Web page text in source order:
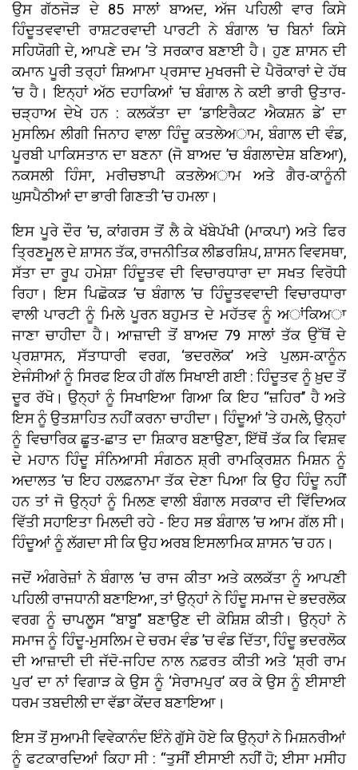
ਉਸ ਗੱਠਜੋੜ ਦੇ 85 ਸਾਲਾਂ ਬਾਅਦ, ਅੱਜ ਪਹਿਲੀ ਵਾਰ ਕਿਸੇ
ਹਿੰਦੂਤਵਵਾਦੀ ਰਾਸ਼ਟਰਵਾਦੀ ਪਾਰਟੀ ਨੇ ਬੰਗਾਲ ’ਚ ਬਿਨਾਂ ਕਿਸੇ
ਸਹਿਯੋਗੀ ਦੇ, ਆਪਣੇ ਦਮ ’ਤੇ ਸਰਕਾਰ ਬਣਾਈ ਹੈ। ਹੁਣ ਸ਼ਾਸਨ ਦੀ
ਕਮਾਨ ਪੂਰੀ ਤਰ੍ਹਾਂ ਸ਼ਿਆਮਾ ਪ੍ਰਸਾਦ ਮੁਖਰਜੀ ਦੇ ਪੈਰੋਕਾਰਾਂ ਦੇ ਹੱਥ
’ਚ ਹੈ। ਇਨ੍ਹਾਂ ਅੱਠ ਦਹਾਕਿਆਂ ’ਚ ਬੰਗਾਲ ਨੇ ਕਈ ਭਾਰੀ ਉਤਾਰ-
ਚੜ੍ਹਾਅ ਦੇਖੇ ਹਨ : ਕਲਕੱਤਾ ਦਾ ‘ਡਾਇਰੈਕਟ ਐਕਸ਼ਨ ਡੇ’ ਦਾ
ਮੁਸਲਿਮ ਲੀਗੀ ਜਿਨਾਹ ਵਾਲਾ ਹਿੰਦੂ ਕਤਲੇਅਾਮ, ਬੰਗਾਲ ਦੀ ਵੰਡ,
ਪੂਰਬੀ ਪਾਕਿਸਤਾਨ ਦਾ ਬਣਨਾ (ਜੋ ਬਾਅਦ ’ਚ ਬੰਗਲਾਦੇਸ਼ ਬਣਿਆ),
ਨਕਸਲੀ ਹਿੰਸਾ, ਮਰੀਚਝਾਪੀ ਕਤਲੇਅਾਮ ਅਤੇ ਗੈਰ-ਕਾਨੂੰਨੀ
ਘੁਸਪੈਠੀਆਂ ਦਾ ਭਾਰੀ ਗਿਣਤੀ ’ਚ ਹਮਲਾ।
ਇਸ ਪੂਰੇ ਦੌਰ ’ਚ, ਕਾਂਗਰਸ ਤੋਂ ਲੈ ਕੇ ਖੱਬੇਪੱਖੀ (ਮਾਕਪਾ) ਅਤੇ ਫਿਰ
ਤ੍ਰਿਣਮੂਲ ਦੇ ਸ਼ਾਸਨ ਤੱਕ, ਰਾਜਨੀਤਿਕ ਲੀਡਰਸ਼ਿਪ, ਸ਼ਾਸਨ ਵਿਵਸਥਾ,
ਸੱਤਾ ਦਾ ਰੂਪ ਹਮੇਸ਼ਾ ਹਿੰਦੂਤਵ ਦੀ ਵਿਚਾਰਧਾਰਾ ਦਾ ਸਖਤ ਵਿਰੋਧੀ
ਰਿਹਾ। ਇਸ ਪਿਛੋਕੜ ’ਚ ਬੰਗਾਲ ’ਚ ਹਿੰਦੂਤਵਵਾਦੀ ਵਿਚਾਰਧਾਰਾ
ਵਾਲੀ ਪਾਰਟੀ ਨੂੰ ਮਿਲੇ ਪੂਰਨ ਬਹੁਮਤ ਦੇ ਮਹੱਤਵ ਨੂੰ ਅਾਂਕਿਅਾ
ਜਾਣਾ ਚਾਹੀਦਾ ਹੈ। ਆਜ਼ਾਦੀ ਤੋਂ ਬਾਅਦ 79 ਸਾਲਾਂ ਤੱਕ ਉੱਥੋਂ ਦੇ
ਪ੍ਰਸ਼ਾਸਨ, ਸੱਤਾਧਾਰੀ ਵਰਗ, ‘ਭਦਰਲੋਕ’ ਅਤੇ ਪੁਲਸ-ਕਾਨੂੰਨ
ਏਜੰਸੀਆਂ ਨੂੰ ਸਿਰਫ ਇਕ ਹੀ ਗੱਲ ਸਿਖਾਈ ਗਈ : ਹਿੰਦੂਤਵ ਨੂੰ ਖ਼ੁਦ ਤੋਂ
ਦੂਰ ਰੱਖੋ। ਉਨ੍ਹਾਂ ਨੂੰ ਸਿਖਾਇਆ ਗਿਆ ਕਿ ਇਹ ‘‘ਜ਼ਹਿਰ’’ ਹੈ ਅਤੇ
ਇਸ ਨੂੰ ਉਤਸ਼ਾਹਿਤ ਨਹੀਂ ਕਰਨਾ ਚਾਹੀਦਾ। ਹਿੰਦੂਆਂ ’ਤੇ ਹਮਲੇ, ਉਨ੍ਹਾਂ
ਨੂੰ ਵਿਚਾਰਿਕ ਛੂਤ-ਛਾਤ ਦਾ ਸ਼ਿਕਾਰ ਬਣਾਉਣਾ, ਇੱਥੋਂ ਤੱਕ ਕਿ ਵਿਸ਼ਵ
ਦੇ ਮਹਾਨ ਹਿੰਦੂ ਸੰਨਿਆਸੀ ਸੰਗਠਨ ਸ਼੍ਰੀ ਰਾਮਕ੍ਰਿਸ਼ਨ ਮਿਸ਼ਨ ਨੂੰ
ਅਦਾਲਤ ’ਚ ਇਹ ਹਲਫ਼ਨਾਮਾ ਤੱਕ ਦੇਣਾ ਪਿਆ ਕਿ ਉਹ ਹਿੰਦੂ ਨਹੀਂ
ਹਨ ਤਾਂ ਜੋ ਉਨ੍ਹਾਂ ਨੂੰ ਮਿਲਣ ਵਾਲੀ ਬੰਗਾਲ ਸਰਕਾਰ ਦੀ ਵਿੱਦਿਅਕ
ਵਿੱਤੀ ਸਹਾਇਤਾ ਮਿਲਦੀ ਰਹੇ - ਇਹ ਸਭ ਬੰਗਾਲ ’ਚ ਆਮ ਗੱਲ ਸੀ।
ਹਿੰਦੂਆਂ ਨੂੰ ਲੱਗਦਾ ਸੀ ਕਿ ਉਹ ਅਰਬ ਇਸਲਾਮਿਕ ਸ਼ਾਸਨ ’ਚ ਹਨ।
ਜਦੋਂ ਅੰਗਰੇਜ਼ਾਂ ਨੇ ਬੰਗਾਲ ’ਚ ਰਾਜ ਕੀਤਾ ਅਤੇ ਕਲਕੱਤਾ ਨੂੰ ਆਪਣੀ
ਪਹਿਲੀ ਰਾਜਧਾਨੀ ਬਣਾਇਆ, ਤਾਂ ਉਨ੍ਹਾਂ ਨੇ ਹਿੰਦੂ ਸਮਾਜ ਦੇ ਭਦਰਲੋਕ
ਵਰਗ ਨੂੰ ਚਾਪਲੂਸ ‘‘ਬਾਬੂ’’ ਬਣਾਉਣ ਦੀ ਕੋਸ਼ਿਸ਼ ਕੀਤੀ। ਉਨ੍ਹਾਂ ਨੇ
ਸਮਾਜ ਨੂੰ ਹਿੰਦੂ-ਮੁਸਲਿਮ ਦੇ ਚਰਮ ਵੰਡ ’ਚ ਵੰਡ ਦਿੱਤਾ, ਹਿੰਦੂ ਭਦਰਲੋਕ
ਦੀ ਆਜ਼ਾਦੀ ਦੀ ਜੱਦੋ-ਜਹਿਦ ਨਾਲ ਨਫ਼ਰਤ ਕੀਤੀ ਅਤੇ ‘ਸ਼੍ਰੀ ਰਾਮ
ਪੁਰ’ ਦਾ ਨਾਂ ਵਿਗਾੜ ਕੇ ਉਸ ਨੂੰ ‘ਸੇਰਾਮਪੁਰ’ ਕਰ ਕੇ ਉਸ ਨੂੰ ਈਸਾਈ
ਧਰਮ ਤਬਦੀਲੀ ਦਾ ਵੱਡਾ ਕੇਂਦਰ ਬਣਾਇਆ।
ਇਸ ਤੋਂ ਸੁਆਮੀ ਵਿਵੇਕਾਨੰਦ ਇੰਨੇ ਗੁੱਸੇ ਹੋਏ ਕਿ ਉਨ੍ਹਾਂ ਨੇ ਮਿਸ਼ਨਰੀਆਂ
ਨੂੰ ਫਟਕਾਰਦਿਆਂ ਕਿਹਾ ਸੀ : ‘‘ਤੁਸੀਂ ਈਸਾਈ ਨਹੀਂ ਹੋ; ਈਸਾ ਮਸੀਹ